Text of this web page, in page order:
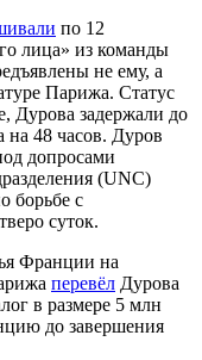
по 12
лица» из команды
не ему, а
Парижа. Статус
Дурова задержали до
на 48 часов. Дуров
допросами
(UNC)
борьбе с
суток.
Франции на
перевёл Дурова
в размере 5 млн
до завершения